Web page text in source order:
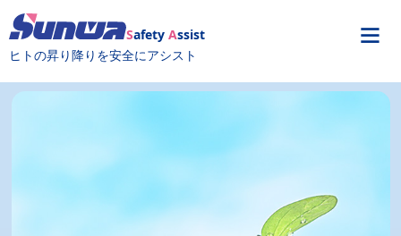
Safety Assist
ヒトの昇り降りを安全にアシスト